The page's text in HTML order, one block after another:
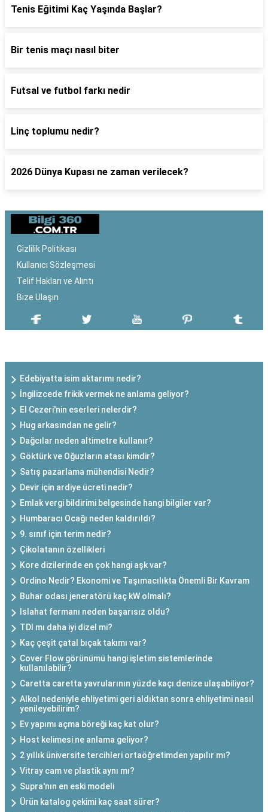
Tenis Eğitimi Kaç Yaşında Başlar?
Bir tenis maçı nasıl biter
Futsal ve futbol farkı nedir
Linç toplumu nedir?
2026 Dünya Kupası ne zaman verilecek?
Gizlilik Politikası
Kullanıcı Sözleşmesi
Telif Hakları ve Alıntı
Bize Ulaşın
Edebiyatta isim aktarımı nedir?
İngilizcede frikik vermek ne anlama geliyor?
El Cezeri'nin eserleri nelerdir?
Hug arkasından ne gelir?
Dağcılar neden altimetre kullanır?
Göktürk ve Oğuzların atası kimdir?
Satış pazarlama mühendisi Nedir?
Devir için ardiye ücreti nedir?
Emlak vergi bildirimi belgesinde hangi bilgiler var?
Humbaracı Ocağı neden kaldırıldı?
9. sınıf için terim nedir?
Çikolatanın özellikleri
Kore dizilerinde en çok hangi aşk var?
Ordino Nedir? Ekonomi ve Taşımacılıkta Önemli Bir Kavram
Buhar odası jeneratörü kaç kW olmalı?
Islahat fermanı neden başarısız oldu?
TDI mı daha iyi dizel mi?
Kaç çeşit çatal bıçak takımı var?
Cover Flow görünümü hangi işletim sistemlerinde
kullanılabilir?
Caretta caretta yavrularının yüzde kaçı denize ulaşabiliyor?
Alkol nedeniyle ehliyetimi geri aldıktan sonra ehliyetimi nasıl
yenileyebilirim?
Ev yapımı açma böreği kaç kat olur?
Host kelimesi ne anlama geliyor?
2 yıllık üniversite tercihleri ortaöğretimden yapılır mı?
Vitray cam ve plastik aynı mı?
Supra'nın en eski modeli
Ürün katalog çekimi kaç saat sürer?